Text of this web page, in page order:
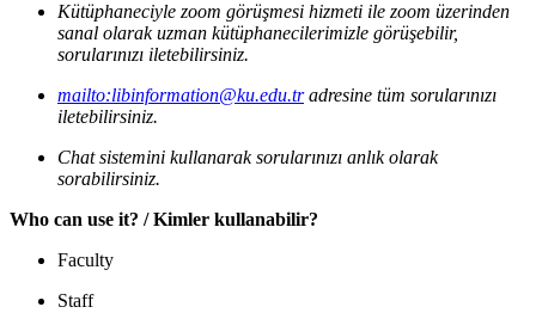
Kütüphaneciyle zoom görüşmesi hizmeti ile zoom üzerinden
sanal olarak uzman kütüphanecilerimizle görüşebilir,
sorularınızı iletebilirsiniz.
mailto:libinformation@ku.edu.tradresine tüm sorularınızı
iletebilirsiniz.
Chat sistemini kullanarak sorularınızı anlık olarak
sorabilirsiniz.
Who can use it? / Kimler kullanabilir?
Faculty
Staff